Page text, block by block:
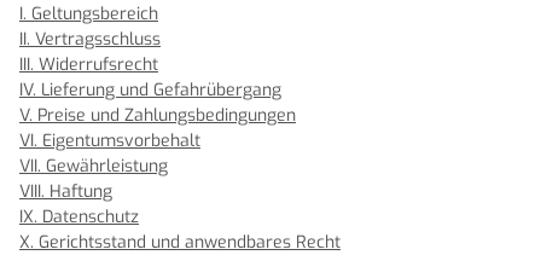
I. Geltungsbereich
II. Vertragsschluss
III. Widerrufsrecht
IV. Lieferung und Gefahrübergang
V. Preise und Zahlungsbedingungen
VI. Eigentumsvorbehalt
VII. Gewährleistung
VIII. Haftung
IX. Datenschutz
X. Gerichtsstand und anwendbares Recht